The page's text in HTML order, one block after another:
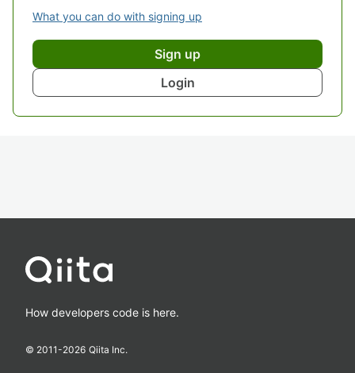
What you can do with signing up
Sign up
Login
How developers code is here.
© 2011-2026 Qiita Inc.